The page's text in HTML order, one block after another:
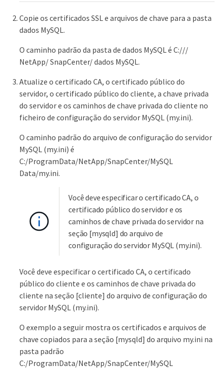
Copie os certificados SSL e arquivos de chave para a pasta
dados MySQL.
O caminho padrão da pasta de dados MySQL é C:///
NetApp/ SnapCenter/ dados MySQL.
Atualize o certificado CA, o certificado público do
servidor, o certificado público do cliente, a chave privada
do servidor e os caminhos de chave privada do cliente no
ficheiro de configuração do servidor MySQL (my.ini).
O caminho padrão do arquivo de configuração do servidor
MySQL (my.ini) é
C:/ProgramData/NetApp/SnapCenter/MySQL
Data/my.ini.
Você deve especificar o certificado CA, o
certificado público do servidor e os
caminhos de chave privada do servidor na
seção [mysqld] do arquivo de
configuração do servidor MySQL (my.ini).
Você deve especificar o certificado CA, o certificado
público do cliente e os caminhos de chave privada do
cliente na seção [cliente] do arquivo de configuração do
servidor MySQL (my.ini).
O exemplo a seguir mostra os certificados e arquivos de
chave copiados para a seção [mysqld] do arquivo my.ini na
pasta padrão
C:/ProgramData/NetApp/SnapCenter/MySQL